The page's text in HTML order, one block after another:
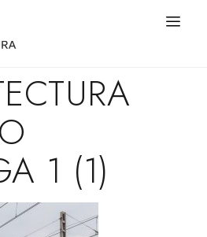
1 (1)